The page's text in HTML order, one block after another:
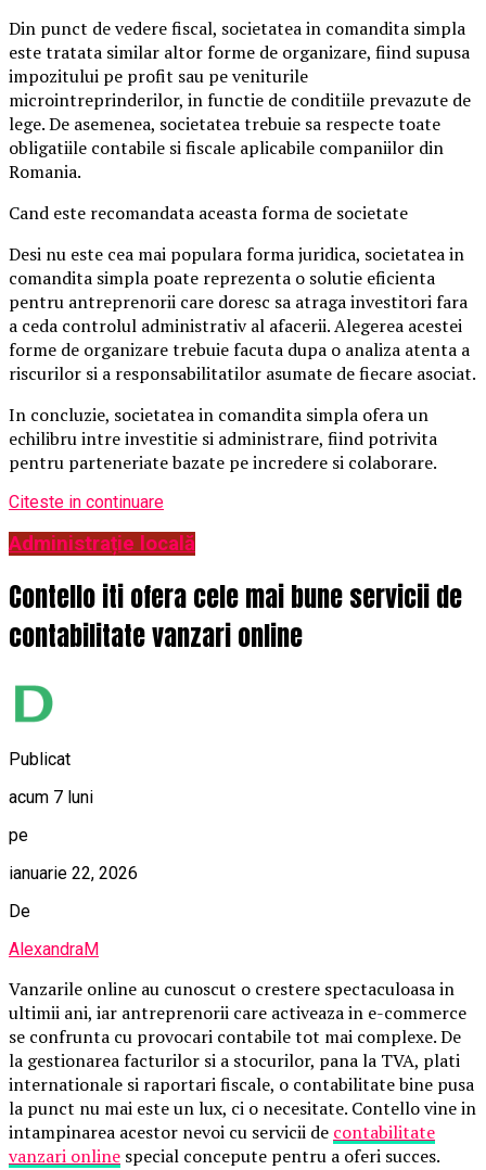
Din punct de vedere fiscal, societatea in comandita simpla
este tratata similar altor forme de organizare, fiind supusa
impozitului pe profit sau pe veniturile
microintreprinderilor, in functie de conditiile prevazute de
lege. De asemenea, societatea trebuie sa respecte toate
obligatiile contabile si fiscale aplicabile companiilor din
Romania.
Cand este recomandata aceasta forma de societate
Desi nu este cea mai populara forma juridica, societatea in
comandita simpla poate reprezenta o solutie eficienta
pentru antreprenorii care doresc sa atraga investitori fara
a ceda controlul administrativ al afacerii. Alegerea acestei
forme de organizare trebuie facuta dupa o analiza atenta a
riscurilor si a responsabilitatilor asumate de fiecare asociat.
In concluzie, societatea in comandita simpla ofera un
echilibru intre investitie si administrare, fiind potrivita
pentru parteneriate bazate pe incredere si colaborare.
Citeste in continuare
Administrație locală
Contello iti ofera cele mai bune servicii de
contabilitate vanzari online
Publicat
acum 7 luni
pe
ianuarie 22, 2026
De
AlexandraM
Vanzarile online au cunoscut o crestere spectaculoasa in
ultimii ani, iar antreprenorii care activeaza in e-commerce
se confrunta cu provocari contabile tot mai complexe. De
la gestionarea facturilor si a stocurilor, pana la TVA, plati
internationale si raportari fiscale, o contabilitate bine pusa
la punct nu mai este un lux, ci o necesitate. Contello vine in
intampinarea acestor nevoi cu servicii de contabilitate
vanzari online special concepute pentru a oferi succes.